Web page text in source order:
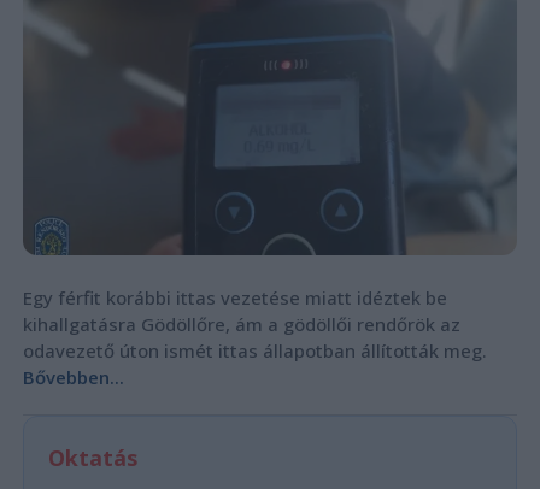
Egy férfit korábbi ittas vezetése miatt idéztek be
kihallgatásra Gödöllőre, ám a gödöllői rendőrök az
odavezető úton ismét ittas állapotban állították meg.
Bővebben...
Oktatás